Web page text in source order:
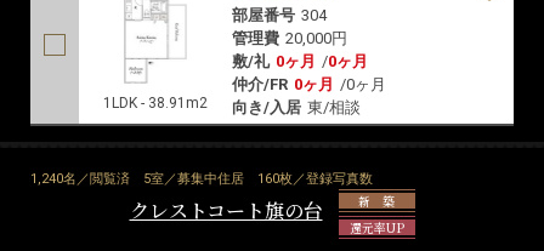
1LDK - 38.91m2
部屋番号 304
管理費 20,000円
敷/礼 0ヶ月 /0ヶ月
仲介/FR 0ヶ月 /0ヶ月
向き/入居 東/相談
1,240名／閲覧済 5室／募集中住居 160枚／登録写真数
クレストコート旗の台
新 築
還元率UP